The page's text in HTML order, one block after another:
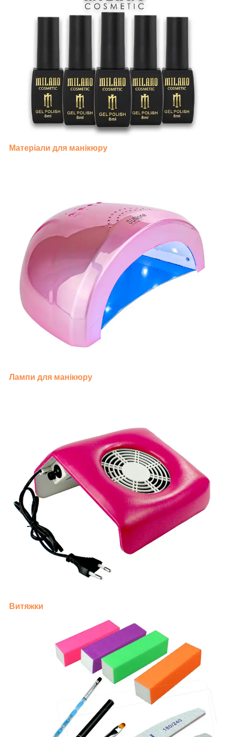
Матеріали для манікюру
Лампи для манікюру
Витяжки